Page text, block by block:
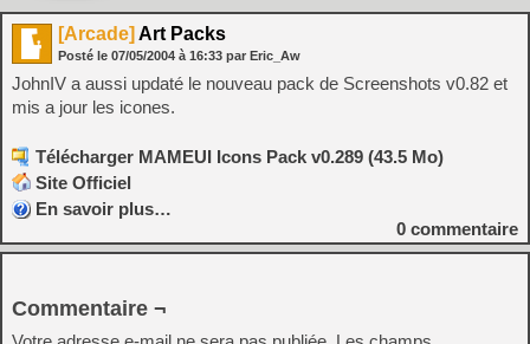
[Arcade] Art Packs
Posté le 07/05/2004 à 16:33 par Eric_Aw
JohnIV a aussi updaté le nouveau pack de Screenshots v0.82 et
mis a jour les icones.
Télécharger MAMEUI Icons Pack v0.289 (43.5 Mo)
Site Officiel
En savoir plus…
0 commentaire
Commentaire ¬